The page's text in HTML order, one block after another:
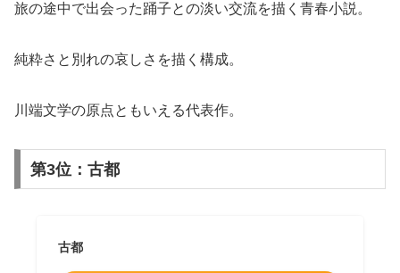
旅の途中で出会った踊子との淡い交流を描く青春小説。
純粋さと別れの哀しさを描く構成。
川端文学の原点ともいえる代表作。
第3位：古都
古都